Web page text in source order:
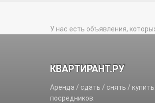
У нас есть объявления,
КВАРТИРАНТ.РУ
Аренда / сдать / снять /
посредников.